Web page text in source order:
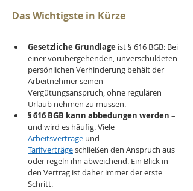
Das Wichtigste in Kürze
Gesetzliche Grundlage ist § 616 BGB: Bei
einer vorübergehenden, unverschuldeten
persönlichen Verhinderung behält der
Arbeitnehmer seinen
Vergütungsanspruch, ohne regulären
Urlaub nehmen zu müssen.
§ 616 BGB kann abbedungen werden –
und wird es häufig. Viele
Arbeitsverträge und
Tarifverträge schließen den Anspruch aus
oder regeln ihn abweichend. Ein Blick in
den Vertrag ist daher immer der erste
Schritt.